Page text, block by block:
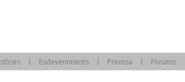
Esdeveniments Premsa Fòrums